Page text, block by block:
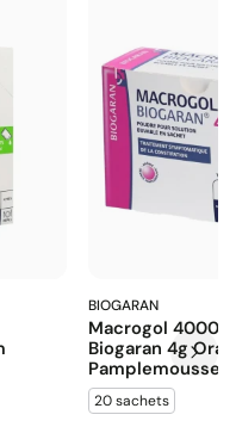
BIOGARAN
Macrogol 4000
Biogaran 4g
Pamplemousse...
20 sachets